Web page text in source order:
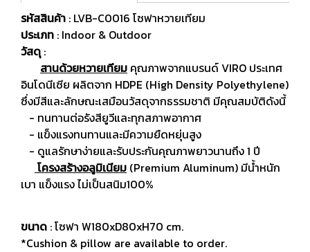
รหัสสินค้า : LVB-C0016 โซฟาหวายเทียม
ประเภท : Indoor & Outdoor
วัสดุ:
สานด้วยหวายเทียม คุณภาพจากแบรนด์ VIRO ประเทศ
อินโดนีเซีย ผลิตจาก HDPE (High Density Polyethylene)
ซึ่งมีสีและลักษณะเสมือนวัสดุจากธรรมชาติ มีคุณสมบัติดังนี้
- ทนทานต่อรังสียูวีและทุกสภาพอากาศ
- แข็งแรงทนทานและมีความยืดหยุ่นสูง
- ดูแลรักษาง่ายและรับประกันคุณภาพยาวนานถึง 1 ปี
โครงสร้างอลูมิเนียม (Premium Aluminum) มีน้ำหนัก
เบา แข็งแรง ไม่เป็นสนิม100%
ขนาด : โซฟา W180xD80xH70 cm.
*Cushion & pillow are available to order.